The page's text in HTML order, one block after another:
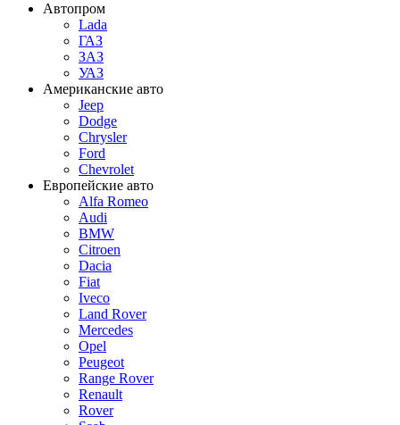
Автопром
Lada
ГАЗ
ЗАЗ
УАЗ
Американские авто
Jeep
Dodge
Chrysler
Ford
Chevrolet
Европейские авто
Alfa Romeo
Audi
BMW
Citroen
Dacia
Fiat
Iveco
Land Rover
Mercedes
Opel
Peugeot
Range Rover
Renault
Rover